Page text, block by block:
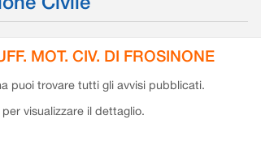
MOT. CIV. DI FROSINONE
puoi trovare tutti gli avvisi pubblicati.
visualizzare il dettaglio.